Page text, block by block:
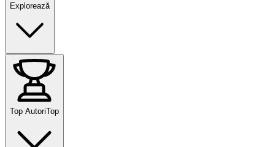
Explorează
Top AutoriTop